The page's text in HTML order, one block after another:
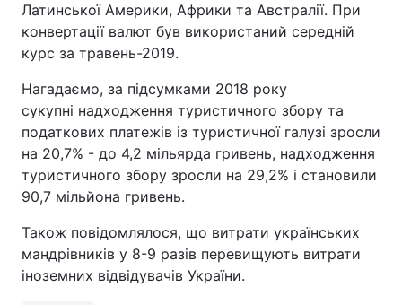
Латинської Америки, Африки та Австралії. При
конвертації валют був використаний середній
курс за травень-2019.
Нагадаємо, за підсумками 2018 року
сукупні надходження туристичного збору та
податкових платежів із туристичної галузі зросли
на 20,7% - до 4,2 мільярда гривень, надходження
туристичного збору зросли на 29,2% і становили
90,7 мільйона гривень.
Також повідомлялося, що витрати українських
мандрівників у 8-9 разів перевищують витрати
іноземних відвідувачів України.